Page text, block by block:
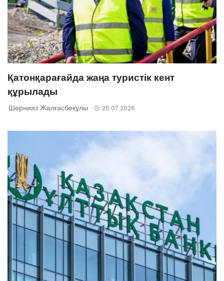
Қатонқарағайда жаңа туристік кент
құрылады
Шернияз Жалғасбекұлы 25.07.2026